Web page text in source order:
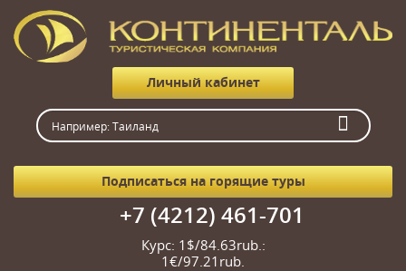
Личный кабинет
Подписаться на горящие туры
+7 (4212) 461-701
Курс: 1$/84.63rub.:
1€/97.21rub.